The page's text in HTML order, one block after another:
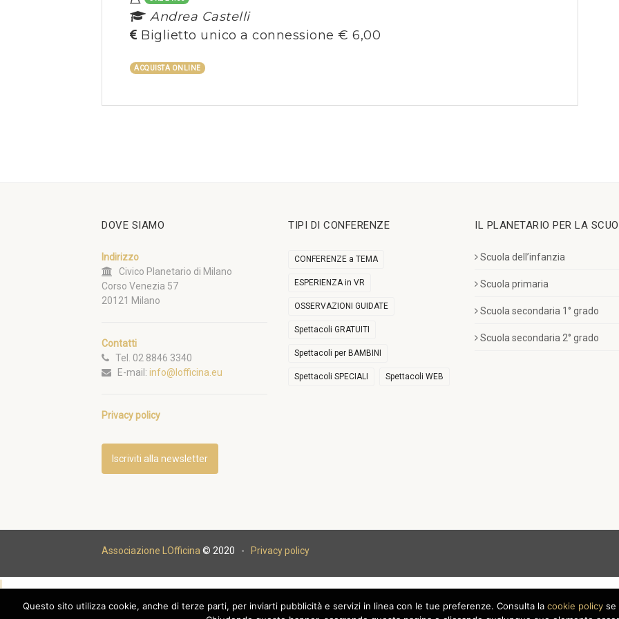
Andrea Castelli
Biglietto unico a connessione € 6,00
ACQUISTA ONLINE
DOVE SIAMO
Indirizzo
Civico Planetario di Milano
Corso Venezia 57
20121 Milano
Contatti
Tel. 02 8846 3340
E-mail: info@lofficina.eu
Privacy policy
Iscriviti alla newsletter
TIPI DI CONFERENZE
CONFERENZE a TEMA
ESPERIENZA in VR
OSSERVAZIONI GUIDATE
Spettacoli GRATUITI
Spettacoli per BAMBINI
Spettacoli SPECIALI Spettacoli WEB
IL PLANETARIO PER LA
Scuola dell’infanzia
Scuola primaria
Scuola secondaria 1° grado
Scuola secondaria 2° grado
Associazione LOfficina © 2020 - Privacy policy
Questo sito utilizza cookie, anche di terze parti, per inviarti pubblicità e servizi in linea con le tue preferenze. Consulta la cookie policy se